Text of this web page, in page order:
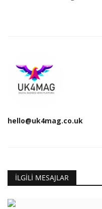
hello@uk4mag.co.uk
İLGILI MESAJLAR